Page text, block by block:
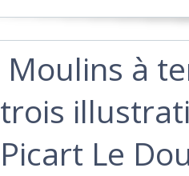
Moulins à
trois
Picart Le